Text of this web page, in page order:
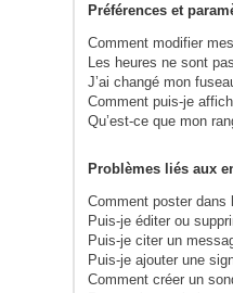
Préférences et
Comment modifier
Les heures ne sont
J’ai changé mon
Comment puis-je
Qu’est-ce que mon
Problèmes liés aux
Comment poster dans
Puis-je éditer ou
Puis-je citer un
Puis-je ajouter une
Comment créer un